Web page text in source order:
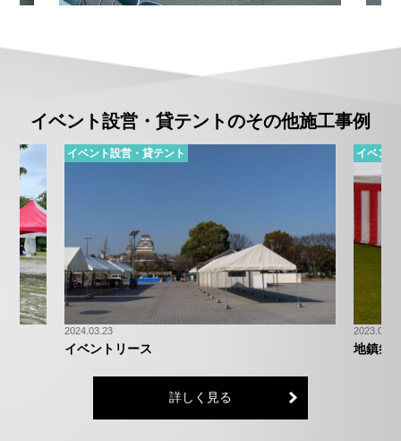
イベント設営・貸テントのその他施工事例
イベント設営・貸テント
2024.03.23
イベントリース
イベン
地鎮祭
詳しく見る